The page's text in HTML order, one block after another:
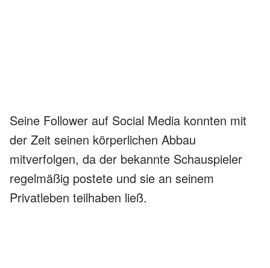
Seine Follower auf Social Media konnten mit
der Zeit seinen körperlichen Abbau
mitverfolgen, da der bekannte Schauspieler
regelmäßig postete und sie an seinem
Privatleben teilhaben ließ.